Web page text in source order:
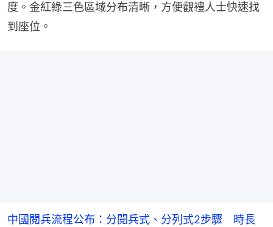
度。金紅綠三色區域分布清晰，方便觀禮人士快速找
到座位。
中國閲兵流程公布：分閱兵式、分列式2步驟 時長